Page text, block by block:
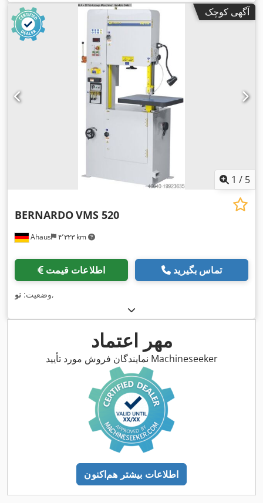
آگهی کوچک
1 / 5
Ahaus ۴٬۳۲۳ km
BERNARDOVMS 520
اطلاعات قیمت تماس بگیرید
وضعیت: نو ,
مهر اعتماد
نمایندگان فروش مورد تأیید Machineseeker
اطلاعات بیشتر هم‌اکنون